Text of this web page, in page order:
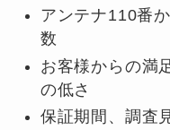
アンテナ110番
数
お客様からの満
の低さ
保証期間、調査